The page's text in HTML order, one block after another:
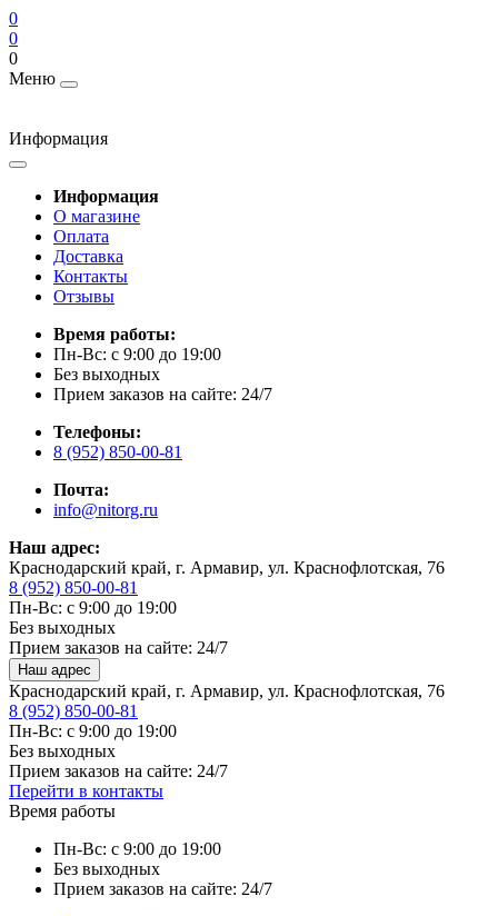
0
0
0
Меню
Информация
Информация
О магазине
Оплата
Доставка
Контакты
Отзывы
Время работы:
Пн-Вс: с 9:00 до 19:00
Без выходных
Прием заказов на сайте: 24/7
Телефоны:
8 (952) 850-00-81
Почта:
info@nitorg.ru
Наш адрес:
Краснодарский край, г. Армавир, ул. Краснофлотская, 76
8 (952) 850-00-81
Пн-Вс: с 9:00 до 19:00
Без выходных
Прием заказов на сайте: 24/7
Наш адрес
Краснодарский край, г. Армавир, ул. Краснофлотская, 76
8 (952) 850-00-81
Пн-Вс: с 9:00 до 19:00
Без выходных
Прием заказов на сайте: 24/7
Перейти в контакты
Время работы
Пн-Вс: с 9:00 до 19:00
Без выходных
Прием заказов на сайте: 24/7